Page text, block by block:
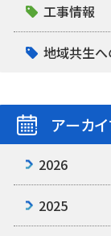
工事情報
地域共生
アーカ
2026
2025